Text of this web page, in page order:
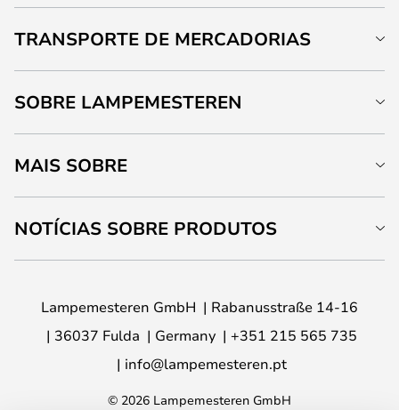
TRANSPORTE DE MERCADORIAS
SOBRE LAMPEMESTEREN
MAIS SOBRE
NOTÍCIAS SOBRE PRODUTOS
Lampemesteren GmbH
Rabanusstraße 14-16
36037 Fulda
Germany
+351 215 565 735
info@lampemesteren.pt
© 2026 Lampemesteren GmbH